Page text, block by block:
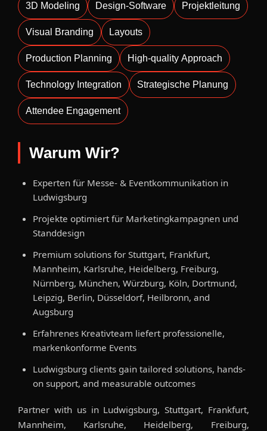
3D Modeling Design-Software Projektleitung
Visual Branding Layouts
Production Planning High-quality Approach
Technology Integration Strategische Planung
Attendee Engagement
Warum Wir?
Experten für Messe- & Eventkommunikation in
Ludwigsburg
Projekte optimiert für Marketingkampagnen und
Standdesign
Premium solutions for Stuttgart, Frankfurt,
Mannheim, Karlsruhe, Heidelberg, Freiburg,
Nürnberg, München, Würzburg, Köln, Dortmund,
Leipzig, Berlin, Düsseldorf, Heilbronn, and
Augsburg
Erfahrenes Kreativteam liefert professionelle,
markenkonforme Events
Ludwigsburg clients gain tailored solutions, hands-
on support, and measurable outcomes
Partner with us in Ludwigsburg, Stuttgart, Frankfurt,
Mannheim, Karlsruhe, Heidelberg, Freiburg,